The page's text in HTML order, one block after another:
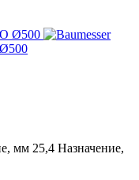
мм 25,4 Назначение,